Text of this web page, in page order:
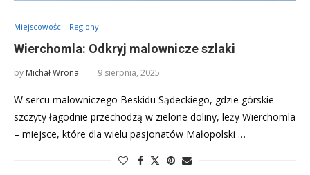
Miejscowości i Regiony
Wierchomla: Odkryj malownicze szlaki
by Michał Wrona 9 sierpnia, 2025
W sercu malowniczego Beskidu Sądeckiego, gdzie górskie
szczyty łagodnie przechodzą w zielone doliny, leży Wierchomla
– miejsce, które dla wielu pasjonatów Małopolski …